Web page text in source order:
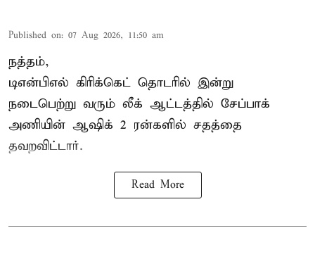
Published on: 07 Aug 2026, 11:50 am
நத்தம்,
டிஎன்பிஎல் கிரிக்கெட் தொடரில் இன்று
நடைபெற்று வரும் லீக் ஆட்டத்தில் சேப்பாக்
அணியின் ஆஷிக் 2 ரன்களில் சதத்தை
தவறவிட்டார்.
Read More